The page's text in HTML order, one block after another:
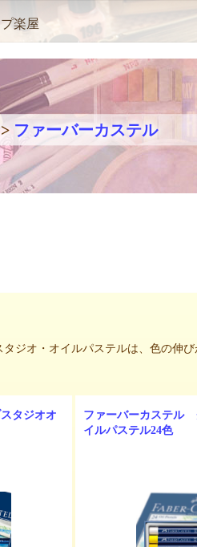
楽屋
ファーバーカステル
ジオ・オイルパステルは、色の伸
タジオオ
ファーバーカステル
イルパステル24色